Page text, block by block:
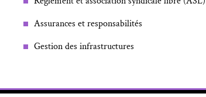
Assurances et responsabilités
Gestion des infrastructures